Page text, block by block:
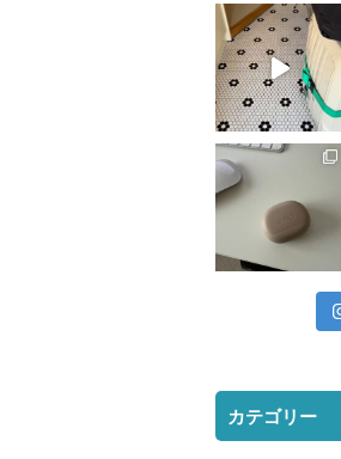
カテゴリー